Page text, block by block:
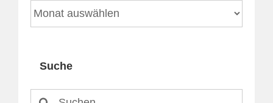
Archiv
Suche
Suche